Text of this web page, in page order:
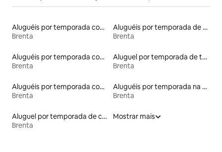
Aluguéis por temporada com cama de altura acessível
Brenta
Aluguéis por temporada de acomodações de luxo
Brenta
Aluguéis por temporada com café da manhã
Brenta
Aluguel por temporada de tendas
Brenta
Aluguéis por temporada com sauna
Brenta
Aluguéis por temporada na orla
Brenta
Aluguel por temporada de castelos
Brenta
Mostrar mais